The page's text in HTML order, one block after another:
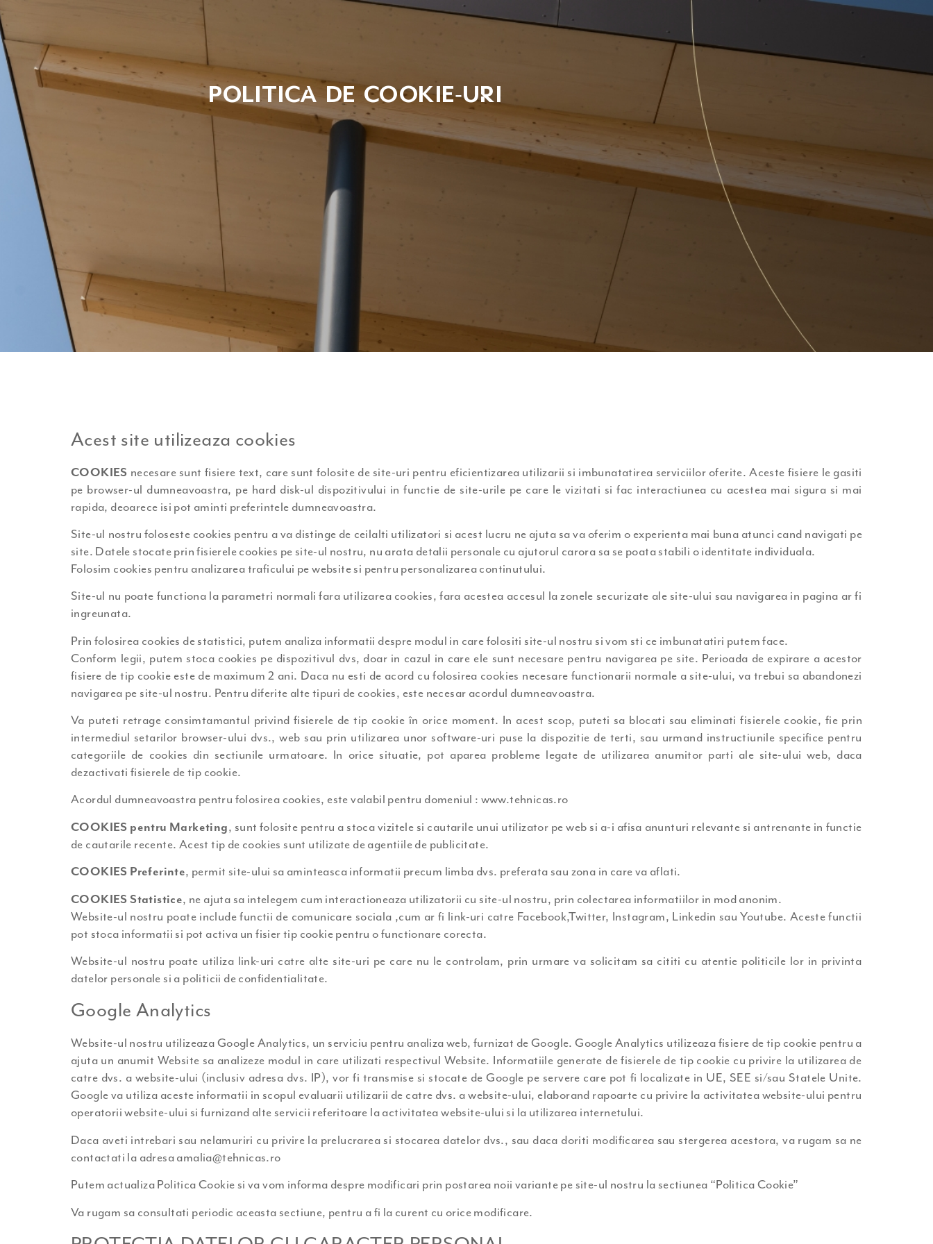
Tehnicas Politica de Cookie-uri
Acest site utilizeaza cookies
COOKIES necesare sunt fisiere text, care sunt folosite de site-uri pentru eficientizarea utilizarii si imbunatatirea serviciilor oferite. Aceste fisiere le gasiti
pe browser-ul dumneavoastra, pe hard disk-ul dispozitivului in functie de site-urile pe care le vizitati si fac interactiunea cu acestea mai sigura si mai
rapida, deoarece isi pot aminti preferintele dumneavoastra.
Site-ul nostru foloseste cookies pentru a va distinge de ceilalti utilizatori si acest lucru ne ajuta sa va oferim o experienta mai buna atunci cand navigati pe
site. Datele stocate prin fisierele cookies pe site-ul nostru, nu arata detalii personale cu ajutorul carora sa se poata stabili o identitate individuala.
Folosim cookies pentru analizarea traficului pe website si pentru personalizarea continutului.
Site-ul nu poate functiona la parametri normali fara utilizarea cookies, fara acestea accesul la zonele securizate ale site-ului sau navigarea in pagina ar fi
ingreunata.
Prin folosirea cookies de statistici, putem analiza informatii despre modul in care folositi site-ul nostru si vom sti ce imbunatatiri putem face.
Conform legii, putem stoca cookies pe dispozitivul dvs, doar in cazul in care ele sunt necesare pentru navigarea pe site. Perioada de expirare a acestor
fisiere de tip cookie este de maximum 2 ani. Daca nu esti de acord cu folosirea cookies necesare functionarii normale a site-ului, va trebui sa abandonezi
navigarea pe site-ul nostru. Pentru diferite alte tipuri de cookies, este necesar acordul dumneavoastra.
Va puteti retrage consimtamantul privind fisierele de tip cookie în orice moment. In acest scop, puteti sa blocati sau eliminati fisierele cookie, fie prin
intermediul setarilor browser-ului dvs., web sau prin utilizarea unor software-uri puse la dispozitie de terti, sau urmand instructiunile specifice pentru
categoriile de cookies din sectiunile urmatoare. In orice situatie, pot aparea probleme legate de utilizarea anumitor parti ale site-ului web, daca
dezactivati fisierele de tip cookie.
Acordul dumneavoastra pentru folosirea cookies, este valabil pentru domeniul : www.tehnicas.ro
COOKIES pentru Marketing, sunt folosite pentru a stoca vizitele si cautarile unui utilizator pe web si a-i afisa anunturi relevante si antrenante in functie
de cautarile recente. Acest tip de cookies sunt utilizate de agentiile de publicitate.
COOKIES Preferinte, permit site-ului sa aminteasca informatii precum limba dvs. preferata sau zona in care va aflati.
COOKIES Statistice, ne ajuta sa intelegem cum interactioneaza utilizatorii cu site-ul nostru, prin colectarea informatiilor in mod anonim.
Website-ul nostru poate include functii de comunicare sociala ,cum ar fi link-uri catre Facebook,Twitter, Instagram, Linkedin sau Youtube. Aceste functii
pot stoca informatii si pot activa un fisier tip cookie pentru o functionare corecta.
Website-ul nostru poate utiliza link-uri catre alte site-uri pe care nu le controlam, prin urmare va solicitam sa cititi cu atentie politicile lor in privinta
datelor personale si a politicii de confidentialitate.
Google Analytics
Website-ul nostru utilizeaza Google Analytics, un serviciu pentru analiza web, furnizat de Google. Google Analytics utilizeaza fisiere de tip cookie pentru a
ajuta un anumit Website sa analizeze modul in care utilizati respectivul Website. Informatiile generate de fisierele de tip cookie cu privire la utilizarea de
catre dvs. a website-ului (inclusiv adresa dvs. IP), vor fi transmise si stocate de Google pe servere care pot fi localizate in UE, SEE si/sau Statele Unite.
Google va utiliza aceste informatii in scopul evaluarii utilizarii de catre dvs. a website-ului, elaborand rapoarte cu privire la activitatea website-ului pentru
operatorii website-ului si furnizand alte servicii referitoare la activitatea website-ului si la utilizarea internetului.
Daca aveti intrebari sau nelamuriri cu privire la prelucrarea si stocarea datelor dvs., sau daca doriti modificarea sau stergerea acestora, va rugam sa ne
contactati la adresa amalia@tehnicas.ro
Putem actualiza Politica Cookie si va vom informa despre modificari prin postarea noii variante pe site-ul nostru la sectiunea “Politica Cookie”
Va rugam sa consultati periodic aceasta sectiune, pentru a fi la curent cu orice modificare.